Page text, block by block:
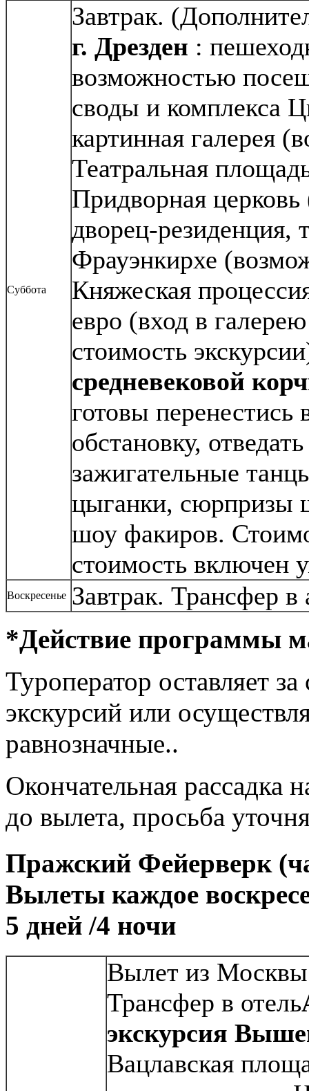
Суббота
Завтрак.
г. Дрезден :
возможностью
своды и комплекса
картинная галерея
Театральная
Придворная
дворец-резиденция,
Фрауэнкирхе
Княжеская
евро (вход в
стоимость
средневековой
готовы
обстановку,
зажигательные
цыганки, сюрпризы
шоу факиров.
стоимость включен
Воскресенье Завтрак. Трансфер
*Действие программы
Туроператор оставляет
экскурсий или
равнозначные..
Окончательная рассадка
до вылета, просьба
Пражский Фейерверк
Вылеты каждое
5 дней /4 ночи
Вылет из
Трансфер в отель
экскурсия
Вацлавская